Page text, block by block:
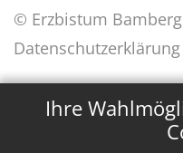
Ihre
© Erzbistum Bamberg
Datenschutzerklärung